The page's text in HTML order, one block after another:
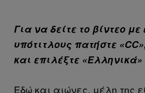
Για να δείτε το βίντεο
υπότιτλους πατήστε
και επιλέξτε «Ελληνικά»
Εδώ και αιώνες, μέλη της